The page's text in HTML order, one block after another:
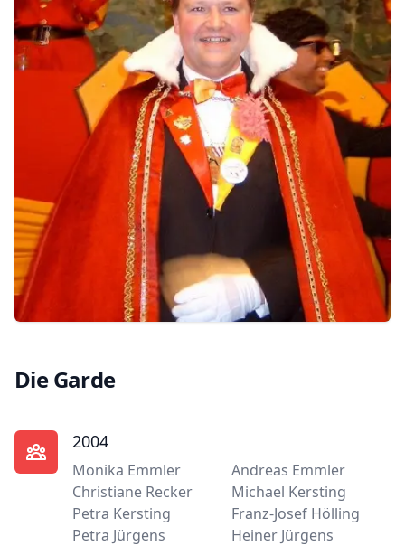
Die Garde
2004
Monika Emmler
Andreas Emmler
Christiane Recker
Michael Kersting
Petra Kersting
Franz-Josef Hölling
Petra Jürgens
Heiner Jürgens